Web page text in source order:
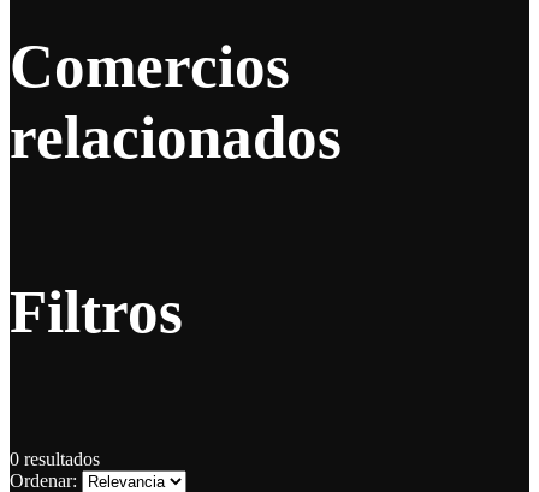
Comercios
relacionados
Filtros
0 resultados
Ordenar: